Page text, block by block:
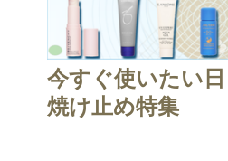
今すぐ使いたい日
焼け止め特集